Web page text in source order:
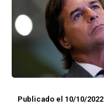
Publicado el 10/10/2022